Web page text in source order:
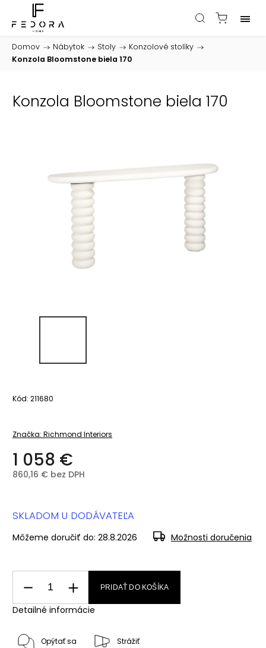
Domov / Nábytok / Stoly / Konzolové stolíky /
Konzola Bloomstone biela 170
Konzola Bloomstone biela 170
Kód: 211680
Značka: Richmond Interiors
1 058 €
860,16 € bez DPH
SKLADOM U DODÁVATEĽA
Môžeme doručiť do: 28.8.2026 Možnosti doručenia
PRIDAŤ DO KOŠÍKA
Detailné informácie
Opýtať sa Strážiť